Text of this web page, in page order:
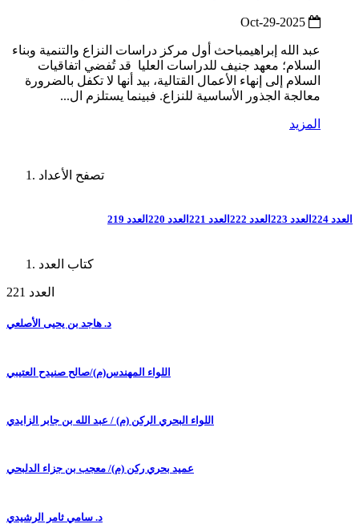
عبد الله إبراهيمباحث أول مركز دراسات النزاع والتنمية وبناء
السلام؛ معهد جنيف للدراسات العليا قد تُفضي اتفاقيات
السلام إلى إنهاء الأعمال القتالية، بيد أنها لا تكفل بالضرورة
معالجة الجذور الأساسية للنزاع. فبينما يستلزم ال...
المزيد
تصفح الأعداد
العدد 224 العدد 223 العدد 222 العدد 221 العدد 220 العدد 219
كتاب العدد
العدد 221
د. هاجد بن يحيى الأصلعي
اللواء المهندس(م)/صالح صنيدح العتيبي
اللواء البحري الركن (م) / عبد الله بن جابر الزايدي
عميد بحري ركن (م)/ معجب بن جزاء الدلبحي
د. سامي ثامر الرشيدي